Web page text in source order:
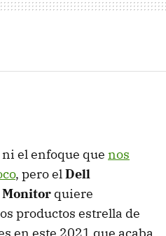
el enfoque que nos
, pero el Dell
Monitor quiere
productos estrella de
en este 2021 que acaba